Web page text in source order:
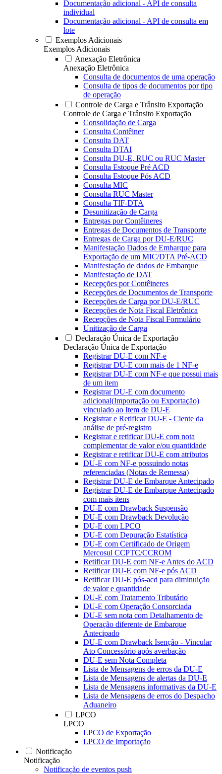
Documentação adicional - API de consulta
individual
Documentação adicional - API de consulta em
lote
Exemplos Adicionais
Exemplos Adicionais
Anexação Eletrônica
Anexação Eletrônica
Consulta de documentos de uma operação
Consulta de tipos de documentos por tipo
de operação
Controle de Carga e Trânsito Exportação
Controle de Carga e Trânsito Exportação
Consolidação de Carga
Consulta Contêiner
Consulta DAT
Consulta DTAI
Consulta DU-E, RUC ou RUC Master
Consulta Estoque Pré ACD
Consulta Estoque Pós ACD
Consulta MIC
Consulta RUC Master
Consulta TIF-DTA
Desunitização de Carga
Entregas por Contêineres
Entregas de Documentos de Transporte
Entregas de Carga por DU-E/RUC
Manifestação Dados de Embarque para
Exportação de um MIC/DTA Pré-ACD
Manifestação de dados de Embarque
Manifestação de DAT
Recepções por Contêineres
Recepções de Documentos de Transporte
Recepções de Carga por DU-E/RUC
Recepções de Nota Fiscal Eletrônica
Recepções de Nota Fiscal Formulário
Unitização de Carga
Declaração Única de Exportação
Declaração Única de Exportação
Registrar DU-E com NF-e
Registrar DU-E com mais de 1 NF-e
Registrar DU-E com NF-e que possui mais
de um item
Registrar DU-E com documento
adicional(Importação ou Exportação)
vinculado ao Item de DU-E
Registrar e Retificar DU-E - Ciente da
análise de pré-registro
Registrar e retificar DU-E com nota
complementar de valor e/ou quantidade
Registrar e retificar DU-E com atributos
DU-E com NF-e possuindo notas
referenciadas (Notas de Remessa)
Registrar DU-E de Embarque Antecipado
Registrar DU-E de Embarque Antecipado
com mais itens
DU-E com Drawback Suspensão
DU-E com Drawback Devolução
DU-E com LPCO
DU-E com Depuração Estatística
DU-E com Certificado de Origem
Mercosul CCPTC/CCROM
Retificar DU-E com NF-e Antes do ACD
Retificar DU-E com NF-e pós ACD
Retificar DU-E pós-acd para diminuição
de valor e quantidade
DU-E com Tratamento Tributário
DU-E com Operação Consorciada
DU-E sem nota com Detalhamento de
Operação diferente de Embarque
Antecipado
DU-E com Drawback Isenção - Vincular
Ato Concessório após averbação
DU-E sem Nota Completa
Lista de Mensagens de erros da DU-E
Lista de Mensagens de alertas da DU-E
Lista de Mensagens informativas da DU-E
Lista de Mensagens de erros do Despacho
Aduaneiro
LPCO
LPCO
LPCO de Exportação
LPCO de Importação
Notificação
Notificação
Notificação de eventos push